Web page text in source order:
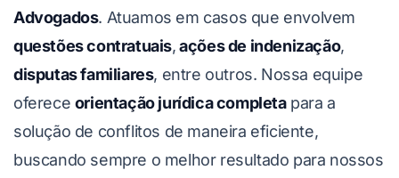
Advogados. Atuamos em casos que envolvem
questões contratuais,ações de indenização,
disputas familiares, entre outros. Nossa equipe
oferece orientação jurídica completapara a
solução de conflitos de maneira eficiente,
buscando sempre o melhor resultado para nossos